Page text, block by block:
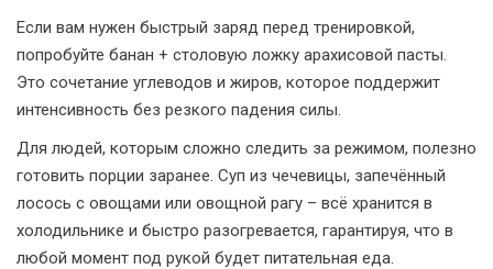
Если вам нужен быстрый заряд перед тренировкой,
попробуйте банан + столовую ложку арахисовой пасты.
Это сочетание углеводов и жиров, которое поддержит
интенсивность без резкого падения силы.
Для людей, которым сложно следить за режимом, полезно
готовить порции заранее. Суп из чечевицы, запечённый
лосось с овощами или овощной рагу – всё хранится в
холодильнике и быстро разогревается, гарантируя, что в
любой момент под рукой будет питательная еда.